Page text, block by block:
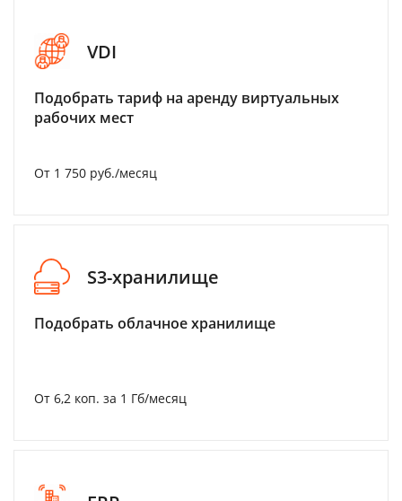
VDI
Подобрать тариф на аренду виртуальных
рабочих мест
От 1 750 руб./месяц
S3-хранилище
Подобрать облачное хранилище
От 6,2 коп. за 1 Гб/месяц